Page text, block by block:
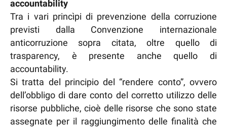
accountability
Tra i vari princìpi di prevenzione della corruzione
previsti dalla Convenzione internazionale
anticorruzione sopra citata, oltre quello di
trasparency, è presente anche quello di
accountability.
Si tratta del principio del “rendere conto”, ovvero
dell’obbligo di dare conto del corretto utilizzo delle
risorse pubbliche, cioè delle risorse che sono state
assegnate per il raggiungimento delle finalità che